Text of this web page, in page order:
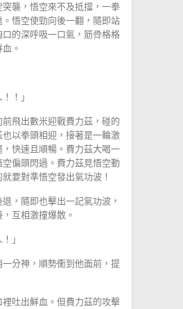
襲，悟空來不及抵擋，一拳
悟空使勁向後一翻，隨即站
的深呼吸一口氣，筋骨格格
。
！」
飛出數米迎戰費力茲，碰的
以拳頭相迎，接著是一輪激
快速且順暢。費力茲大喝一
偏頭閃過。費力茲見悟空動
要對準悟空發出氣功波！
，隨即也擊出一記氣功波，
互相激撞爆散。
」
分神，順勢衝到他面前，提
吐出鮮血。但費力茲的攻擊